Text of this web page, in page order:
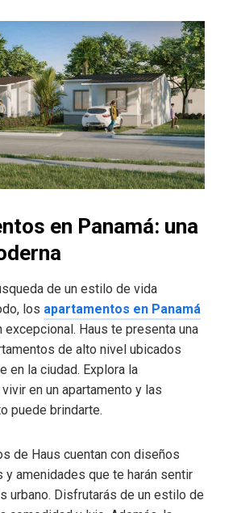
en Panamá: una
de un estilo de vida
los apartamentos en Panamá
excepcional. Haus te presenta una
de alto nivel ubicados
en la ciudad. Explora la
en un apartamento y las
puede brindarte.
de Haus cuentan con diseños
y amenidades que te harán sentir
urbano. Disfrutarás de un estilo de